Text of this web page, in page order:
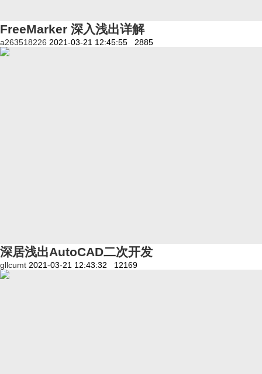
FreeMarker 深入浅出详解
a263518226 2021-03-21 12:45:55 2885
深居浅出AutoCAD二次开发
gllcumt 2021-03-21 12:43:32 12169